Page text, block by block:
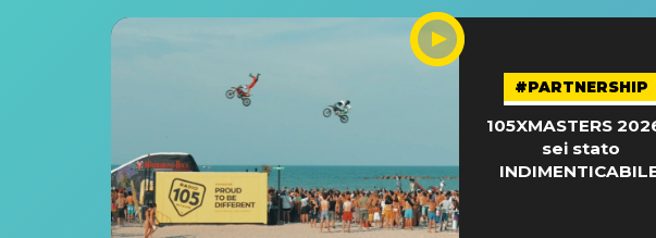
#PARTNERSHIP
105XMASTERS
sei stato